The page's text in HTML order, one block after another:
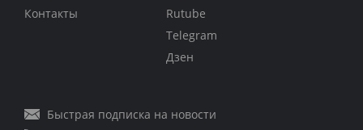
Контакты
Rutube
Telegram
Дзен
Быстрая подписка на новости